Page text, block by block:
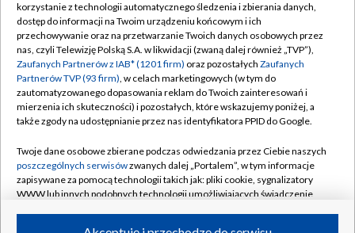
TVP
Abonament TVP
Emisja w TVP
Centrum informacji TVP
Naziemna Telewizja Cyfrowa
Rada Programowa
System NOS
Informacje o nadawcy
Regulamin TVP
Polityka prywatności
Moje zgody
Pomoc
Kontakt
Kanały
korzystanie z technologii automatycznego śledzenia i zbierania danych,
dostęp do informacji na Twoim urządzeniu końcowym i ich
przechowywanie oraz na przetwarzanie Twoich danych osobowych przez
nas, czyli Telewizję Polską S.A. w likwidacji (zwaną dalej również „TVP”),
Zaufanych Partnerów z IAB* (1201 firm) oraz pozostałych Zaufanych
Partnerów TVP (93 firm), w celach marketingowych (w tym do
zautomatyzowanego dopasowania reklam do Twoich zainteresowań i
mierzenia ich skuteczności) i pozostałych, które wskazujemy poniżej, a
także zgody na udostępnianie przez nas identyfikatora PPID do Google.
Twoje dane osobowe zbierane podczas odwiedzania przez Ciebie naszych
poszczególnych serwisówzwanych dalej „Portalem”, w tym informacje
zapisywane za pomocą technologii takich jak: pliki cookie, sygnalizatory
WWW lub innych podobnych technologii umożliwiających świadczenie